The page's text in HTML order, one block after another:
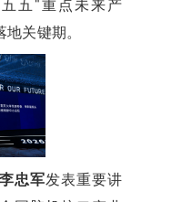
五"重点未来产
关键期。
忠军发表重要讲